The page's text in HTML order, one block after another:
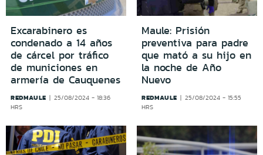
Excarabinero es
condenado a 14 años
de cárcel por tráfico
de municiones en
armería de Cauquenes
REDMAULE
25/08/2024 - 18:36
HRS
Maule: Prisión
preventiva para padre
que mató a su hijo en
la noche de Año
Nuevo
REDMAULE
25/08/2024 - 15:55
HRS